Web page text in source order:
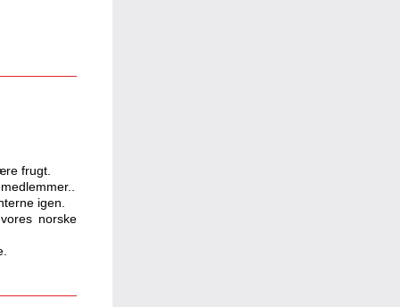
frugt.
igen.
norske